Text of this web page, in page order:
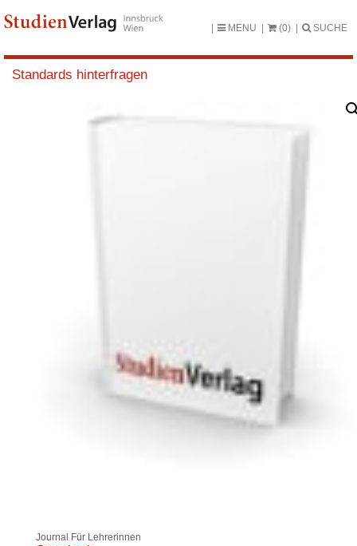
MENU (0) SUCHE
Standards hinterfragen
Journal Für Lehrerinnen